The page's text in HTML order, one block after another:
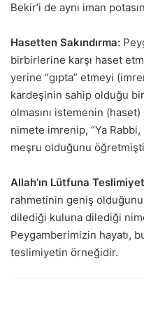
Bekir’i de aynı iman
Hasetten Sakındırma:
birbirlerine karşı haset
yerine “gıpta” etmeyi
kardeşinin sahip olduğu
olmasını istemenin
nimete imrenip, “Ya
meşru olduğunu
Allah’ın Lütfuna
rahmetinin geniş
dilediği kuluna dilediği
Peygamberimizin hayatı,
teslimiyetin örneğidir.